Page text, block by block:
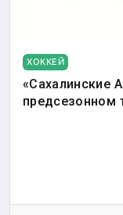
ХОККЕЙ
«Сахалинские
предсезонном